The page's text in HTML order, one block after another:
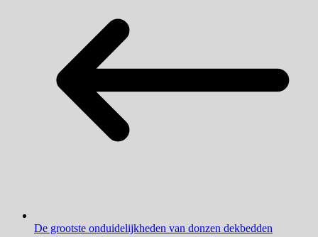
De grootste onduidelijkheden van donzen dekbedden